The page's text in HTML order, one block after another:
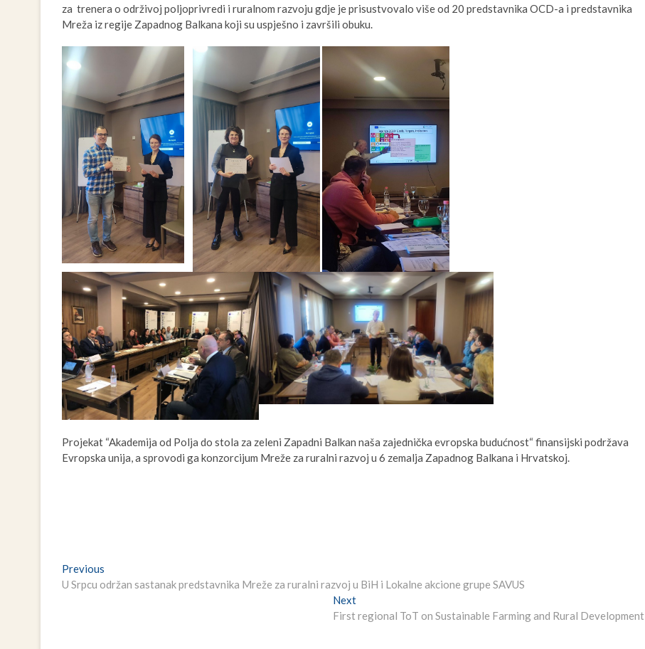
za trenera o održivoj poljoprivredi i ruralnom razvoju gdje je prisustvovalo više od 20 predstavnika OCD-a i predstavnika
Mreža iz regije Zapadnog Balkana koji su uspješno i završili obuku.
Projekat “Akademija od Polja do stola za zeleni Zapadni Balkan naša zajednička evropska budućnost“ finansijski podržava
Evropska unija, a sprovodi ga konzorcijum Mreže za ruralni razvoj u 6 zemalja Zapadnog Balkana i Hrvatskoj.
Navigacija
članaka
Previous
post:
U Srpcu održan sastanak predstavnika Mreže za ruralni razvoj u BiH i Lokalne akcione grupe SAVUS
NextNext
post:
First regional ToT on Sustainable Farming and Rural Development